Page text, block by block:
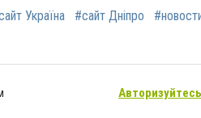
Україна #сайт Дніпро
Авторизуйтесь